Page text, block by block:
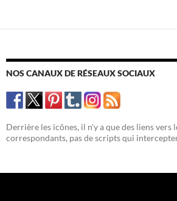
NOS CANAUX DE RÉSEAUX SOCIAUX
Derrière les icônes, il n'y a que des liens vers
correspondants, pas de scripts qui